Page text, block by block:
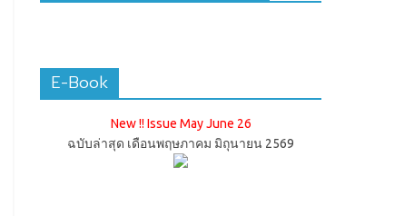
E-Book
New !! Issue May June 26
ฉบับล่าสุด เดือนพฤษภาคม มิถุนายน 2569